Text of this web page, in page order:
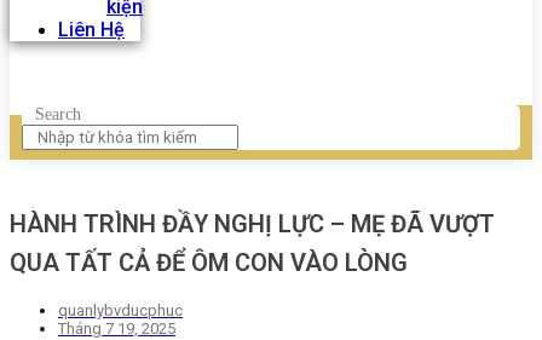
kiện
Liên Hệ
Search
HÀNH TRÌNH ĐẦY NGHỊ LỰC – MẸ ĐÃ VƯỢT
QUA TẤT CẢ ĐỂ ÔM CON VÀO LÒNG
quanlybvducphuc
Tháng 7 19, 2025